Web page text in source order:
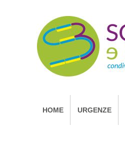
HOME URGENZE